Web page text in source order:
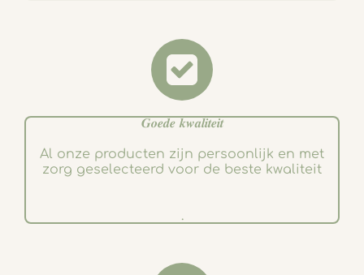
𝑮𝒐𝒆𝒅𝒆 𝒌𝒘𝒂𝒍𝒊𝒕𝒆𝒊𝒕
Al onze producten zijn persoonlijk en met
zorg geselecteerd voor de beste kwaliteit
.